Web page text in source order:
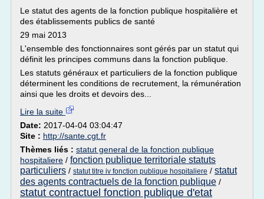
Le statut des agents de la fonction publique hospitalière et
des établissements publics de santé
29 mai 2013
L'ensemble des fonctionnaires sont gérés par un statut qui
définit les principes communs dans la fonction publique.
Les statuts généraux et particuliers de la fonction publique
déterminent les conditions de recrutement, la rémunération
ainsi que les droits et devoirs des...
Lire la suite
Date: 2017-04-04 03:04:47
Site : http://sante.cgt.fr
Thèmes liés : statut general de la fonction publique
hospitaliere / fonction publique territoriale statuts
particuliers / statut titre iv fonction publique hospitaliere / statut
des agents contractuels de la fonction publique /
statut contractuel fonction publique d'etat